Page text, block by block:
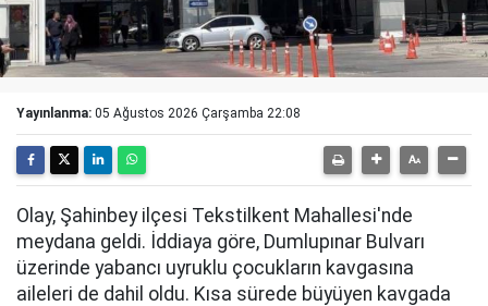
Yayınlanma: 05 Ağustos 2026 Çarşamba 22:08
Olay, Şahinbey ilçesi Tekstilkent Mahallesi'nde
meydana geldi. İddiaya göre, Dumlupınar Bulvarı
üzerinde yabancı uyruklu çocukların kavgasına
aileleri de dahil oldu. Kısa sürede büyüyen kavgada